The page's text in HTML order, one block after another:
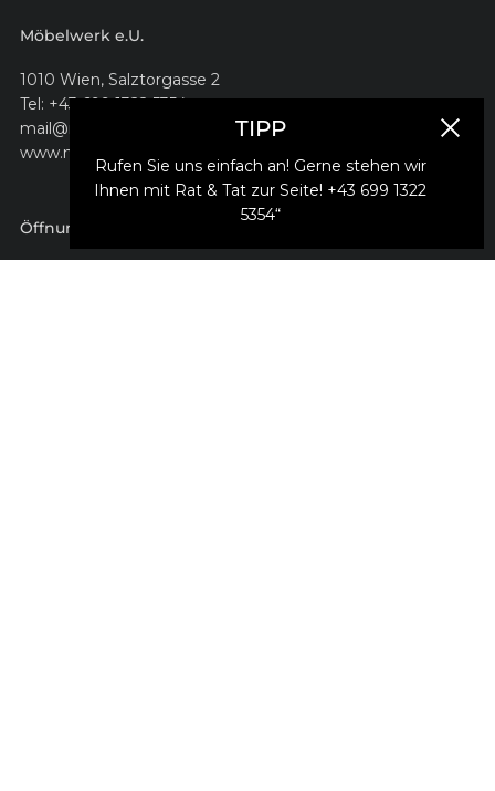
Möbelwerk e.U.
1010 Wien, Salztorgasse 2
Tel: +43 699 1322 5354
mail@moebelwerk.at
www.moebelwerk.at
Öffnungszeiten
TIPP
Rufen Sie uns einfach an! Gerne stehen wir
Ihnen mit Rat & Tat zur Seite! +43 699 1322
5354“